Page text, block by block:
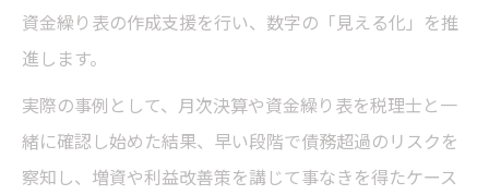
資金繰り表の作成支援を行い、数字の「見える化」を推
進します。
実際の事例として、月次決算や資金繰り表を税理士と一
緒に確認し始めた結果、早い段階で債務超過のリスクを
察知し、増資や利益改善策を講じて事なきを得たケース